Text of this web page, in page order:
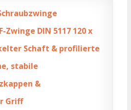
Zwinge DIN 5117 120 x
Schaft & profilierte
stabile
&
Griff